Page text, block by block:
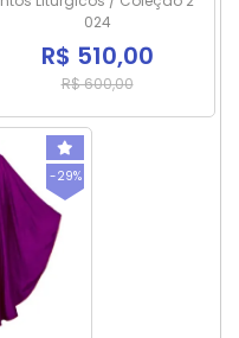
024
R$ 510,00
R$ 600,00
-29%